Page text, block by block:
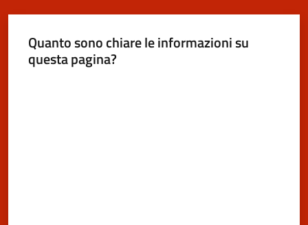
Panaro
Quanto sono chiare le informazioni su
questa pagina?